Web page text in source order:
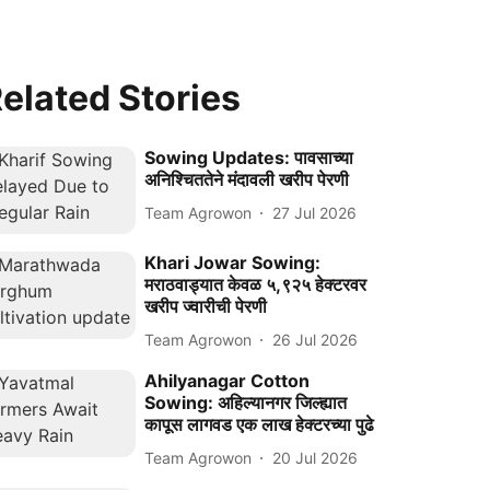
Stories
Sowing Updates: पावसाच्या
अनिश्चिततेने मंदावली खरीप पेरणी
Team Agrowon 27 Jul 2026
Khari Jowar Sowing:
मराठवाड्यात केवळ ५,९२५ हेक्टरवर
खरीप ज्वारीची पेरणी
Team Agrowon 26 Jul 2026
Ahilyanagar Cotton
Sowing: अहिल्यानगर जिल्ह्यात
कापूस लागवड एक लाख हेक्टरच्या पुढे
Team Agrowon 20 Jul 2026